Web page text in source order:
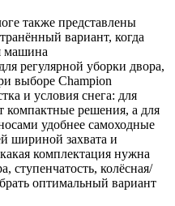
также представлены
вариант, когда
машина
регулярной уборки двора,
выборе Champion
и условия снега: для
компактные решения, а для
удобнее самоходные
шириной захвата и
комплектация нужна
ступенчатость, колёсная/
оптимальный вариант